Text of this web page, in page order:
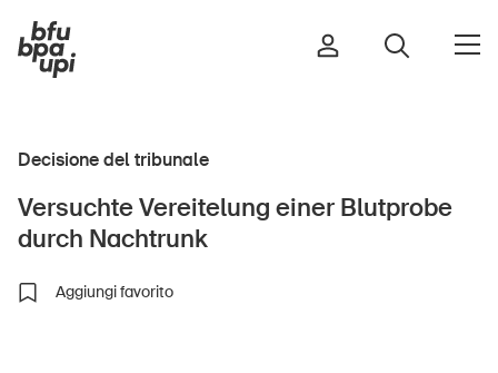
Sport e attività fisica
Edifici e impianti
Decisione del tribunale
Versuchte Vereitelung einer Blutprobe
durch Nachtrunk
Aggiungi favorito